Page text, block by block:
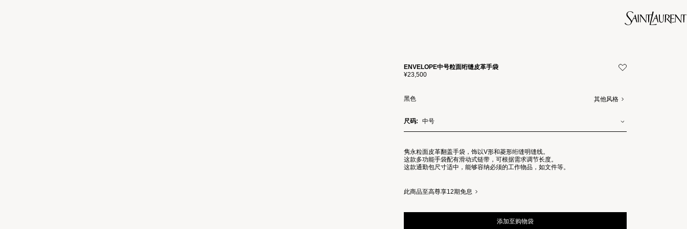
ENVELOPE中号粒面绗缝皮革手袋
¥23,500
黑色 其他风格
尺码: 中号
隽永粒面皮革翻盖手袋，饰以V形和菱形绗缝明缝线。
这款多功能手袋配有滑动式链带，可根据需求调节长度。
这款通勤包尺寸适中，能够容纳必须的工作物品，如文件等。
此商品至高尊享12期免息
添加至购物袋